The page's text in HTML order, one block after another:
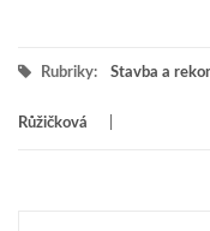
Rubriky: Stavba a
Růžičková